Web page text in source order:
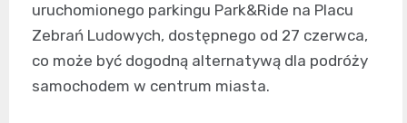
uruchomionego parkingu Park&Ride na Placu
Zebrań Ludowych, dostępnego od 27 czerwca,
co może być dogodną alternatywą dla podróży
samochodem w centrum miasta.